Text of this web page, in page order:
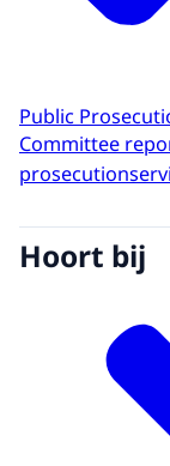
Public
Committee
Hoort bij